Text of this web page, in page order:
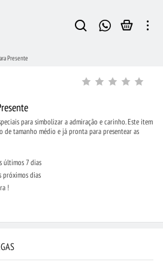
Presente
para simbolizar a admiração e carinho. Este item
de tamanho médio e já pronta para presentear as
últimos 7 dias
próximos dias
!